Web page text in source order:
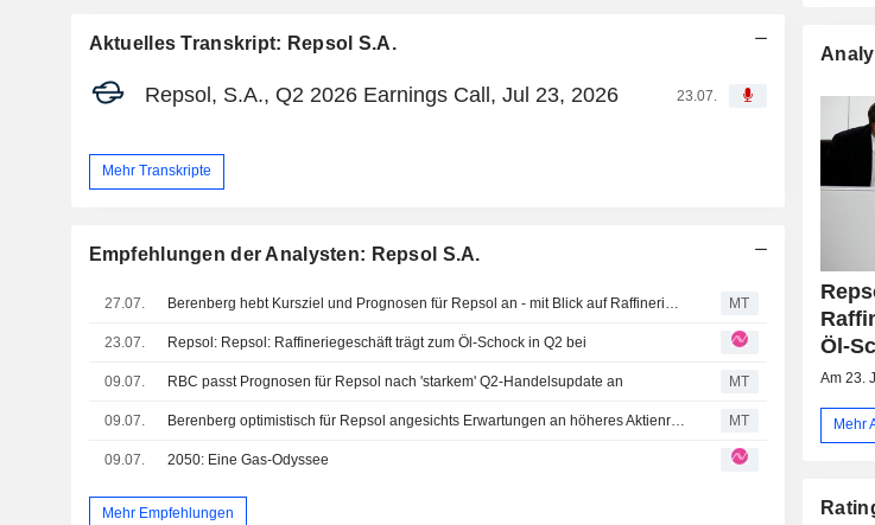
Aktuelles Transkript: Repsol S.A.
Repsol, S.A., Q2 2026 Earnings Call, Jul 23, 2026 23.07.
Mehr Transkripte
Empfehlungen der Analysten: Repsol S.A.
27.07. MT
23.07. Repsol: Repsol: Raffineriegeschäft trägt zum Öl-Schock in Q2 bei
09.07. RBC passt Prognosen für Repsol nach 'starkem' Q2-Handelsupdate an MT
09.07. MT
09.07. 2050: Eine Gas-Odyssee
Mehr Empfehlungen
Öl-
Am 23.
Mehr